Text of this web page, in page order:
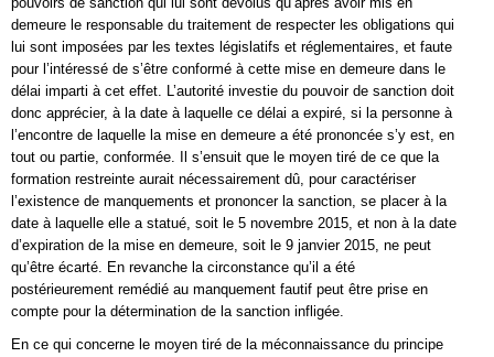
demeure le responsable du traitement de respecter les obligations qui
lui sont imposées par les textes législatifs et réglementaires, et faute
pour l’intéressé de s’être conformé à cette mise en demeure dans le
délai imparti à cet effet. L’autorité investie du pouvoir de sanction doit
donc apprécier, à la date à laquelle ce délai a expiré, si la personne à
l’encontre de laquelle la mise en demeure a été prononcée s’y est, en
tout ou partie, conformée. Il s’ensuit que le moyen tiré de ce que la
formation restreinte aurait nécessairement dû, pour caractériser
l’existence de manquements et prononcer la sanction, se placer à la
date à laquelle elle a statué, soit le 5 novembre 2015, et non à la date
d’expiration de la mise en demeure, soit le 9 janvier 2015, ne peut
qu’être écarté. En revanche la circonstance qu’il a été
postérieurement remédié au manquement fautif peut être prise en
compte pour la détermination de la sanction infligée.
En ce qui concerne le moyen tiré de la méconnaissance du principe